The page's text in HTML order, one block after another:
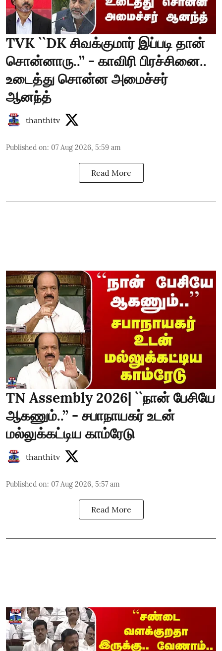
TVK ``DK சிவக்குமார் இப்படி தான்
சொன்னாரு..’’ - காவிரி பிரச்சினை..
உடைத்து சொன்ன அமைச்சர்
ஆனந்த்
thanthitv
Published on: 07 Aug 2026, 5:59 am
Read More
TN Assembly 2026| ``நான் பேசியே
ஆகணும்..’’ - சபாநாயகர் உடன்
மல்லுக்கட்டிய காம்ரேடு
thanthitv
Published on: 07 Aug 2026, 5:57 am
Read More